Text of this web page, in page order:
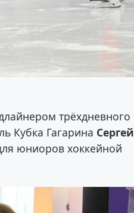
трёхдневного
Кубка Гагарина Сергей
юниоров хоккейной